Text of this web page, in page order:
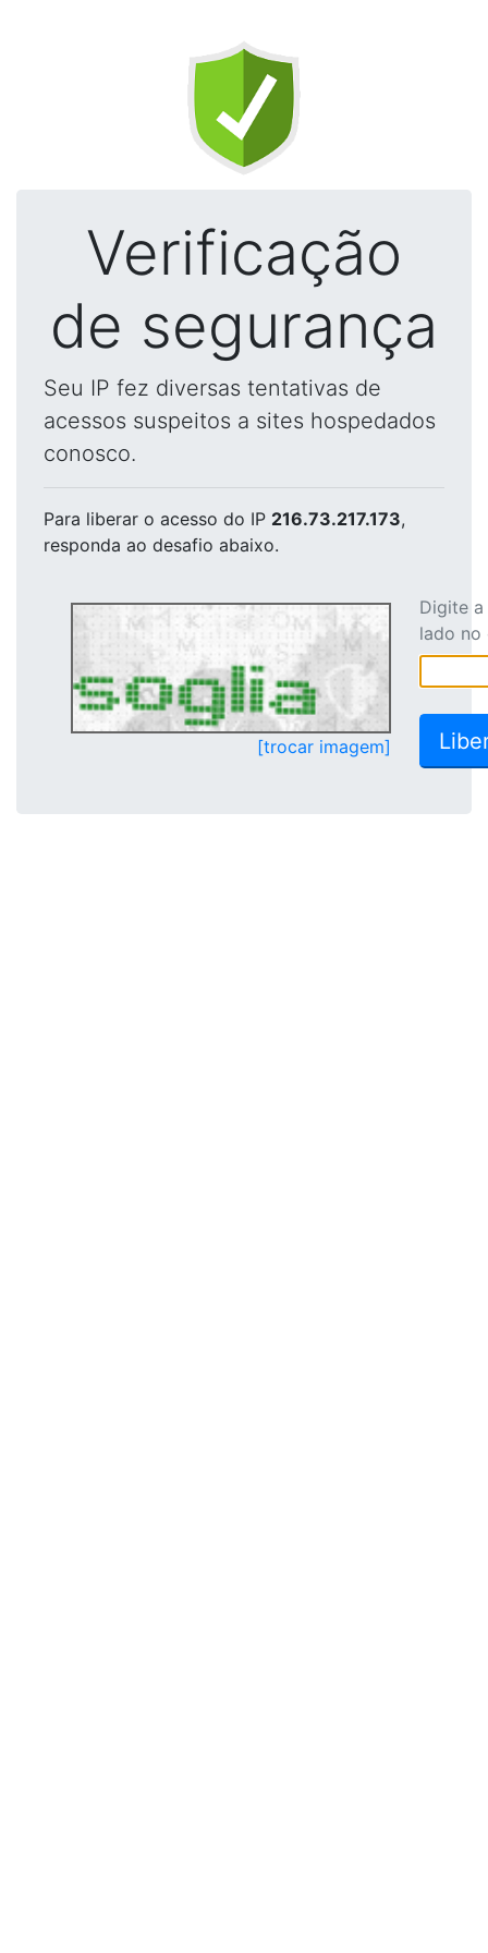
Verificação
de segurança
Seu IP fez diversas tentativas de
acessos suspeitos a sites hospedados
conosco.
Para liberar o acesso do IP 216.73.217.173,
responda ao desafio abaixo.
[trocar imagem]
Digite
lado no